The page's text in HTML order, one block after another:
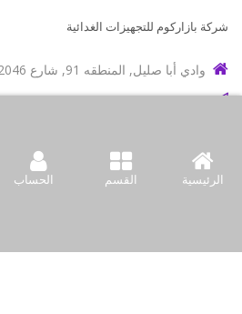
الرئيسية القسم الحساب
شركة بازاركوم للتجهيزات الغدائية
وادي أبا صليل, المنطقه 91, شارع 2046, مبنى 21, الدوحه, قطر
info@bazaar.com.qa
سياسة المتجر